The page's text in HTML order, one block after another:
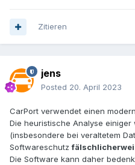
Zitieren
jens
Posted 20. April 2023
CarPort verwendet einen
Die heuristische Analyse
(insbesondere bei veraltetem
Softwareschutz
Die Software kann daher